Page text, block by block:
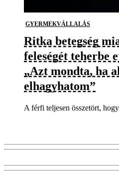
GYERMEKVÁLLALÁS
Ritka betegség
feleségét teherbe
„Azt mondta, ha
elhagyhatom”
A férfi teljesen összetört,